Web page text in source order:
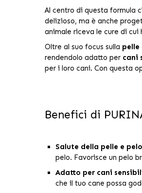
Al centro di questa formula
delizioso, ma è anche
animale riceva le cure di
Oltre al suo focus sulla pelle
rendendolo adatto per cani
per i loro cani. Con questa
Benefici di
Salute della pelle e
pelo. Favorisce un pelo
Adatto per cani
che il tuo cane possa